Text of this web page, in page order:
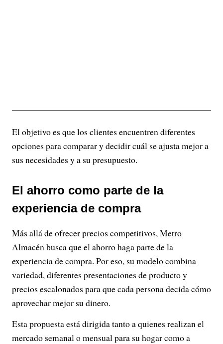
El objetivo es que los clientes encuentren diferentes
opciones para comparar y decidir cuál se ajusta mejor a
sus necesidades y a su presupuesto.
El ahorro como parte de la
experiencia de compra
Más allá de ofrecer precios competitivos, Metro
Almacén busca que el ahorro haga parte de la
experiencia de compra. Por eso, su modelo combina
variedad, diferentes presentaciones de producto y
precios escalonados para que cada persona decida cómo
aprovechar mejor su dinero.
Esta propuesta está dirigida tanto a quienes realizan el
mercado semanal o mensual para su hogar como a